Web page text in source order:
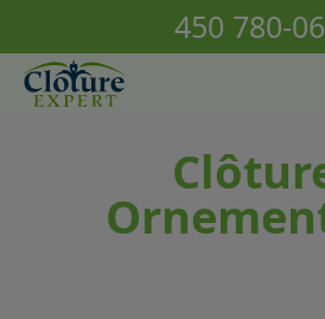
450 780-
Nos produits /
À propos